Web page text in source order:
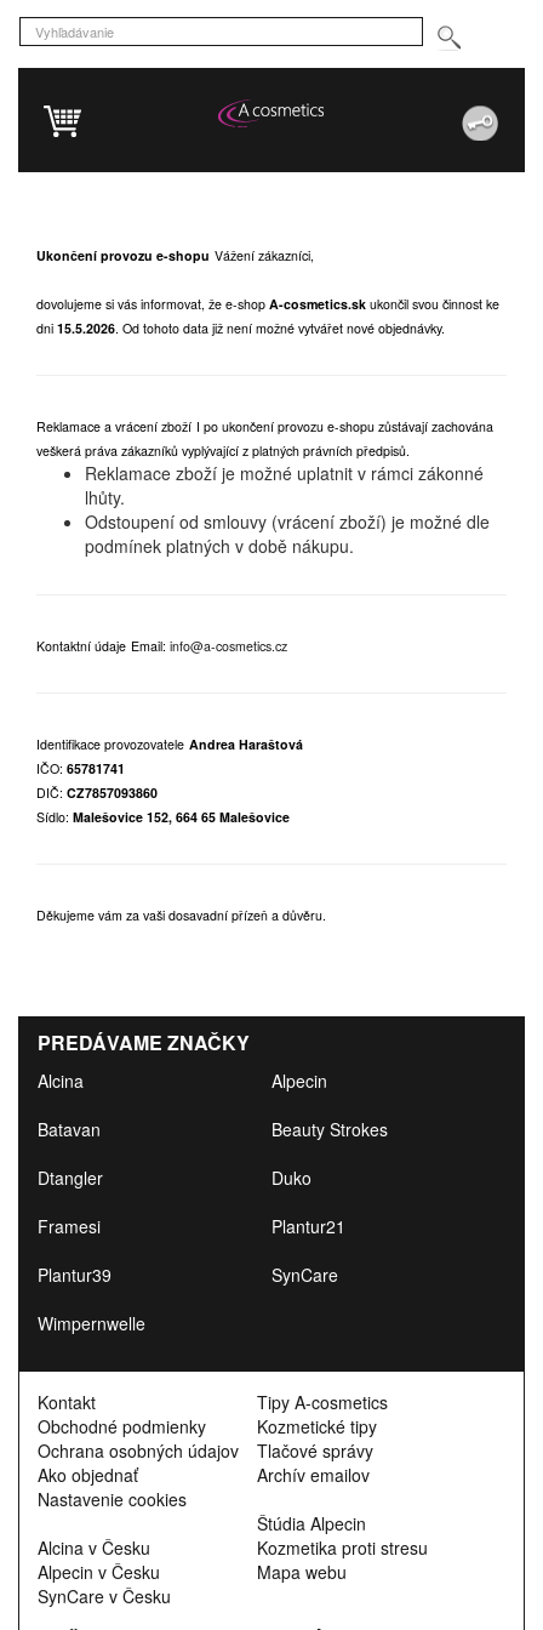
Ukončení provozu e-shopu Vážení zákazníci,
dovolujeme si vás informovat, že e-shop A-cosmetics.sk ukončil svou činnost ke
dni 15.5.2026. Od tohoto data již není možné vytvářet nové objednávky.
Reklamace a vrácení zboží I po ukončení provozu e-shopu zůstávají zachována
veškerá práva zákazníků vyplývající z platných právních předpisů.
Reklamace zboží je možné uplatnit v rámci zákonné
lhůty.
Odstoupení od smlouvy (vrácení zboží) je možné dle
podmínek platných v době nákupu.
Kontaktní údaje Email: info@a-cosmetics.cz
Identifikace provozovatele Andrea Haraštová
IČO: 65781741
DIČ: CZ7857093860
Sídlo: Malešovice 152, 664 65 Malešovice
Děkujeme vám za vaši dosavadní přízeň a důvěru.
PREDÁVAME ZNAČKY
Alcina
Alpecin
Batavan
Beauty Strokes
Dtangler
Duko
Framesi
Plantur21
Plantur39
SynCare
Wimpernwelle
Kontakt
Obchodné podmienky
Ochrana osobných údajov
Ako objednať
Nastavenie cookies
Alcina v Česku
Alpecin v Česku
SynCare v Česku
Tipy A-cosmetics
Kozmetické tipy
Tlačové správy
Archív emailov
Štúdia Alpecin
Kozmetika proti stresu
Mapa webu